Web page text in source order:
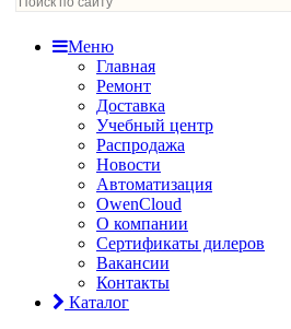
Меню
Главная
Ремонт
Доставка
Учебный центр
Распродажа
Новости
Автоматизация
OwenCloud
О компании
Сертификаты дилеров
Вакансии
Контакты
Каталог